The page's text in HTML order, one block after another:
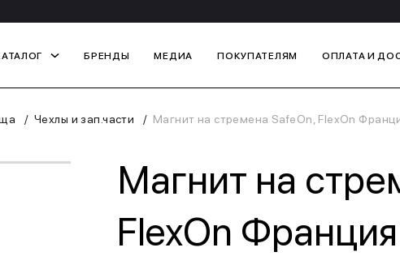
БРЕНДЫ МЕДИА ПОКУПАТЕЛЯМ ОПЛАТА И
Чехлы и зап.части Магнит на стремена SafeOn, FlexOn
Магнит на
FlexOn Франция